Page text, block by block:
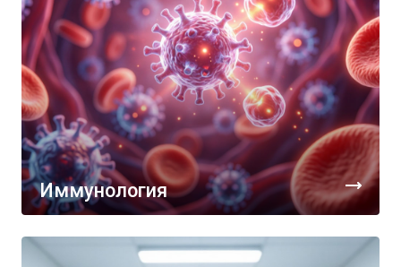
Иммунология